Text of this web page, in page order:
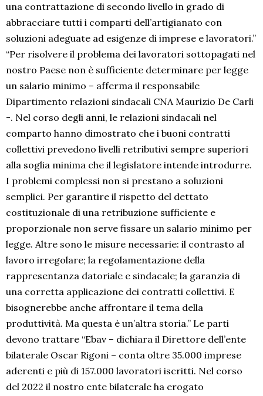
una contrattazione di secondo livello in grado di
abbracciare tutti i comparti dell’artigianato con
soluzioni adeguate ad esigenze di imprese e lavoratori.”
“Per risolvere il problema dei lavoratori sottopagati nel
nostro Paese non è sufficiente determinare per legge
un salario minimo – afferma il responsabile
Dipartimento relazioni sindacali CNA Maurizio De Carli
-. Nel corso degli anni, le relazioni sindacali nel
comparto hanno dimostrato che i buoni contratti
collettivi prevedono livelli retributivi sempre superiori
alla soglia minima che il legislatore intende introdurre.
I problemi complessi non si prestano a soluzioni
semplici. Per garantire il rispetto del dettato
costituzionale di una retribuzione sufficiente e
proporzionale non serve fissare un salario minimo per
legge. Altre sono le misure necessarie: il contrasto al
lavoro irregolare; la regolamentazione della
rappresentanza datoriale e sindacale; la garanzia di
una corretta applicazione dei contratti collettivi. E
bisognerebbe anche affrontare il tema della
produttività. Ma questa è un’altra storia.” Le parti
devono trattare “Ebav – dichiara il Direttore dell’ente
bilaterale Oscar Rigoni – conta oltre 35.000 imprese
aderenti e più di 157.000 lavoratori iscritti. Nel corso
del 2022 il nostro ente bilaterale ha erogato